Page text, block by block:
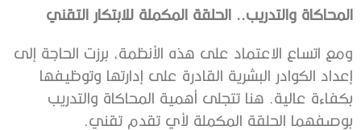
المحاكاة والتدريب.. الحلقة المكملة للابتكار التقني
ومع اتساع الاعتماد على هذه الأنظمة، برزت الحاجة إلى
إعداد الكوادر البشرية القادرة على إدارتها وتوظيفها
بكفاءة عالية. هنا تتجلى أهمية المحاكاة والتدريب
بوصفهما الحلقة المكملة لأي تقدم تقني.